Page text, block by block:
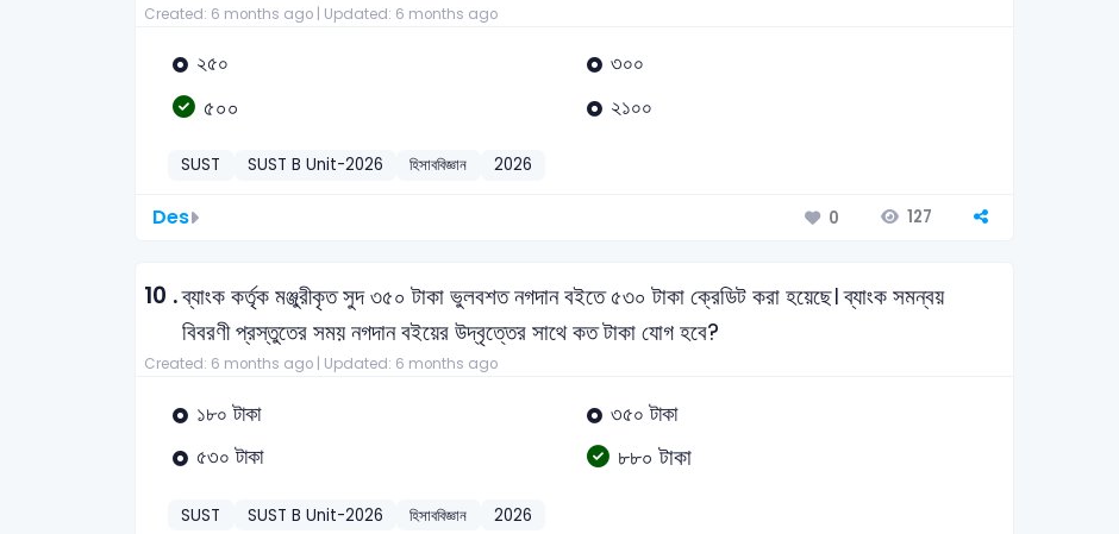
Created: 6 months ago | Updated: 6 months ago
২৫০ ৩০০
৫০০ ২১০০
SUST SUST B Unit-2026 হিসাববিজ্ঞান 2026
Des 0 127
10 .ব্যাংক কর্তৃক মঞ্জুরীকৃত সুদ ৩৫০ টাকা ভুলবশত নগদান বইতে ৫৩০ টাকা ক্রেডিট করা হয়েছে। ব্যাংক সমন্বয়
বিবরণী প্রস্তুতের সময় নগদান বইয়ের উদ্বৃত্তের সাথে কত টাকা যোগ হবে?
Created: 6 months ago | Updated: 6 months ago
১৮০ টাকা
৩৫০ টাকা
৫৩০ টাকা
৮৮০ টাকা
SUST SUST B Unit-2026 হিসাববিজ্ঞান 2026